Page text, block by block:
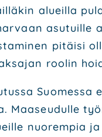
alueil­la
asu­tuil­le
pitäi­si
roo­lin
Maa­seu­dul­le
nuo­rem­pia